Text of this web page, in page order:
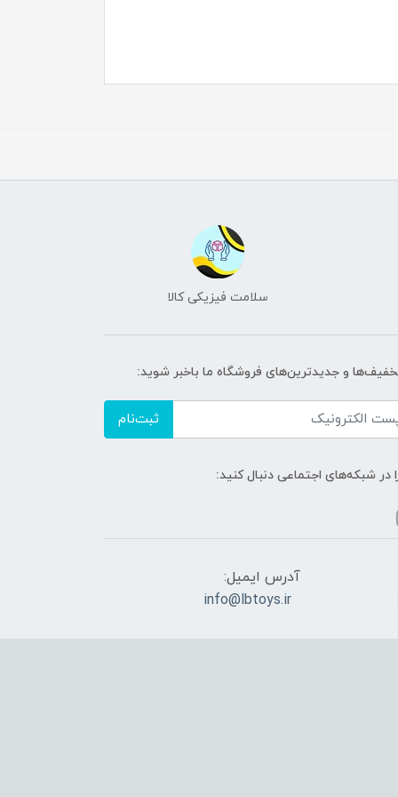
سلامت فیزیکی کالا
و جدیدترین‌های فروشگاه ما باخبر شوید:
ثبت‌نام
در شبکه‌های اجتماعی دنبال کنید:
آدرس ایمیل:
info@lbtoys.ir